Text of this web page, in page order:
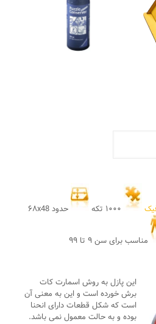
حدود ۶۸x48
مناسب برای سن ۹ تا ۹۹
این پازل به روش اسمارت کات
برش خورده است و این به معنی آن
است که شکل قطعات دارای انحنا
بوده و به حالت معمول نمی باشد.